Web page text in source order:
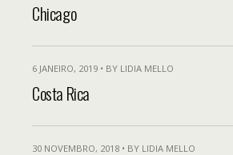
Chicago
6 JANEIRO, 2019 • BY LIDIA MELLO
Costa Rica
30 NOVEMBRO, 2018 • BY LIDIA MELLO